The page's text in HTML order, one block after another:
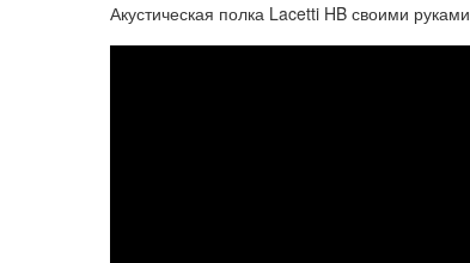
Акустическая полка Lacetti HB своими руками